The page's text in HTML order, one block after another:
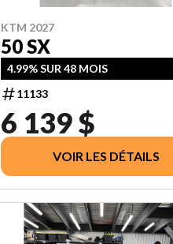
KTM 2027
50 SX
4.99% SUR 48 MOIS
11133
6 139 $
VOIR LES DÉTAILS